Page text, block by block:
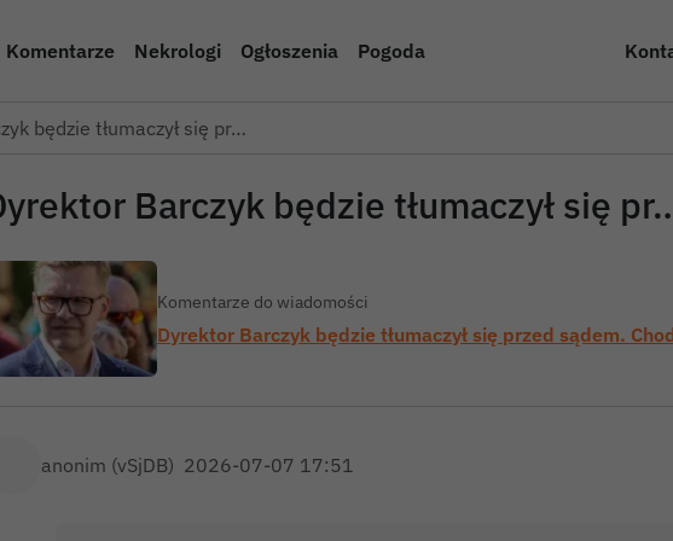
Komentarze Nekrologi Ogłoszenia Pogoda
będzie tłumaczył się pr…
Barczyk będzie tłumaczył się
Komentarze do wiadomości
Dyrektor Barczyk będzie tłumaczył się przed sądem.
anonim (vSjDB) 2026-07-07 17:51